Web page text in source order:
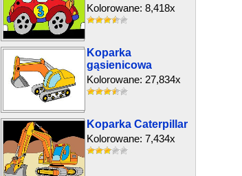
Kolorowane: 8,418x
Koparka
gąsienicowa
Kolorowane: 27,834x
Koparka Caterpillar
Kolorowane: 7,434x